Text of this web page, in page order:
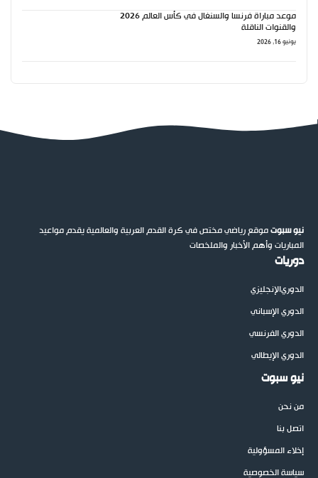
موعد مباراة فرنسا والسنغال في كأس العالم 2026
والقنوات الناقلة
يونيو 16, 2026
نيو سبوتموقع رياضي مختص في كرة القدم العربية والعالمية يقدم مواعيد
المباريات وأهم الأخبار والملخصات
دوريات
الدوريالإنجليزي
الدوري الإسباني
الدوري الفرنسي
الدوري الإيطالي
نيو سبوت
من نحن
اتصل بنا
إخلاء المسؤولية
سياسة الخصوصية